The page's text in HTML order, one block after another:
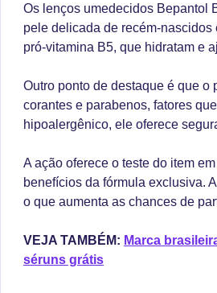
Os lenços umedecidos Bepantol
pele delicada de recém-nascidos
pró-vitamina B5, que hidratam e
Outro ponto de destaque é que o
corantes e parabenos, fatores
hipoalergênico, ele oferece
A ação oferece o teste do item
benefícios da fórmula exclusiva.
o que aumenta as chances de
VEJA TAMBÉM: Marca
séruns grátis